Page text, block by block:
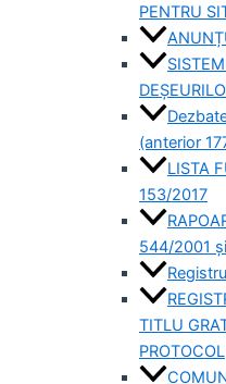
PENTRU
(anterior
LISTA
153/2017
544/2001
TITLU
PROTOCOL